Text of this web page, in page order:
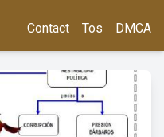
Contact Tos DMCA